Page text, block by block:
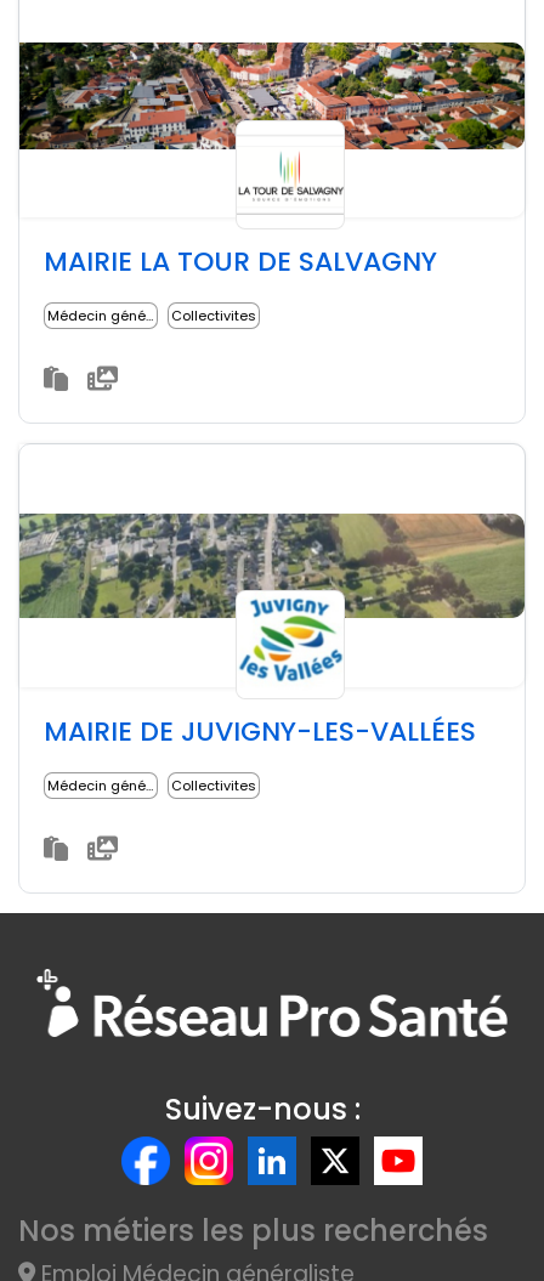
MAIRIE LA TOUR DE SALVAGNY
Médecin généraliste Collectivites
MAIRIE DE JUVIGNY-LES-VALLÉES
Médecin généraliste Collectivites
Suivez-nous :
Nos métiers les plus recherchés
Emploi Médecin généraliste